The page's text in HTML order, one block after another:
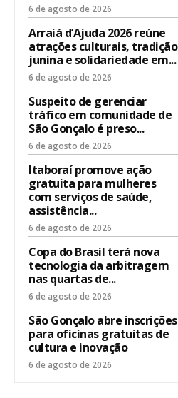
6 de agosto de 2026
Arraiá d’Ajuda 2026 reúne
atrações culturais, tradição
junina e solidariedade em...
6 de agosto de 2026
Suspeito de gerenciar
tráfico em comunidade de
São Gonçalo é preso...
6 de agosto de 2026
Itaboraí promove ação
gratuita para mulheres
com serviços de saúde,
assistência...
6 de agosto de 2026
Copa do Brasil terá nova
tecnologia da arbitragem
nas quartas de...
6 de agosto de 2026
São Gonçalo abre inscrições
para oficinas gratuitas de
cultura e inovação
6 de agosto de 2026